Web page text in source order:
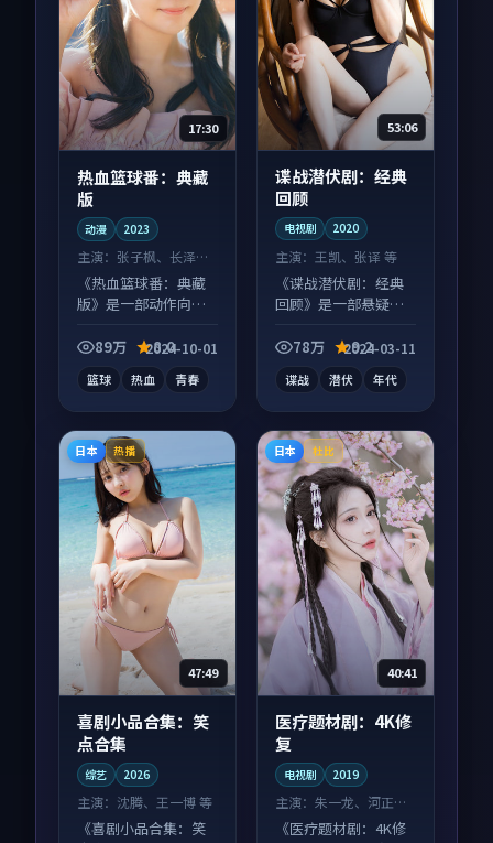
17:30
热血篮球番：典藏
版
动漫 2023
主演： 张子枫、长泽雅
美 等
《热血篮球番：典藏
版》是一部动作向动
观看，细节更丰富。
89万 8.0
2024-10-01
篮球 热血 青春
53:06
谍战潜伏剧：经典
回顾
电视剧 2020
主演： 王凯、张译 等
《谍战潜伏剧：经典
回顾》是一部悬疑向
凑信息量大，适合沉
78万 9.2
2024-03-11
谍战 潜伏 年代
日本 热播
47:49
喜剧小品合集：笑
点合集
综艺 2026
主演： 沈腾、王一博 等
《喜剧小品合集：笑
日本 杜比
40:41
医疗题材剧：4K修
复
电视剧 2019
主演：朱一龙、河正宇
等
《医疗题材剧：4K修